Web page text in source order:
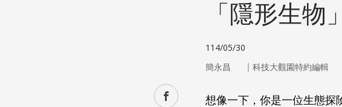
facebook
「隱形生物
114/05/30
簡永昌 ｜ 科技大觀園特約編輯
想像一下，你是一位生態探